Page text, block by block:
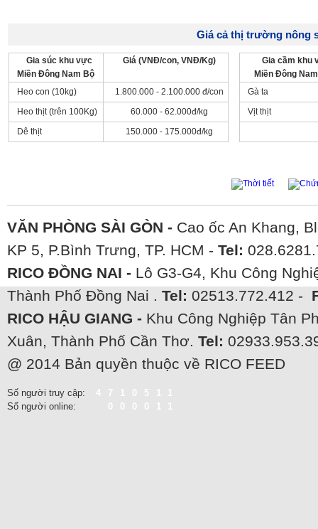
Giá cả thị trường nông
Gia súc khu vực
Miền Đông Nam Bộ
Giá (VNĐ/con, VNĐ/Kg)
Heo con (10kg)
1.800.000 - 2.100.000 đ/con
Heo thịt (trên 100Kg)
60.000 - 62.000đ/kg
Dê thịt
150.000 - 175.000đ/kg
Gia cầm khu
Miền Đông
Gà ta
Vịt thịt
Thời tiết
VĂN PHÒNG SÀI GÒN - Cao ốc An Khang,
KP 5, P.Bình Trưng, TP. HCM - Tel:
RICO ĐỒNG NAI - Lô G3-G4, Khu Công
Thành Phố Đồng Nai . Tel: 02513.772.412 -
RICO HẬU GIANG - Khu Công Nghiệp Tân
Xuân, Thành Phố Cần Thơ. Tel:
@ 2014 Bản quyền thuộc về RICO FEED
Số người truy cập:
4710511
Số người online:
000011